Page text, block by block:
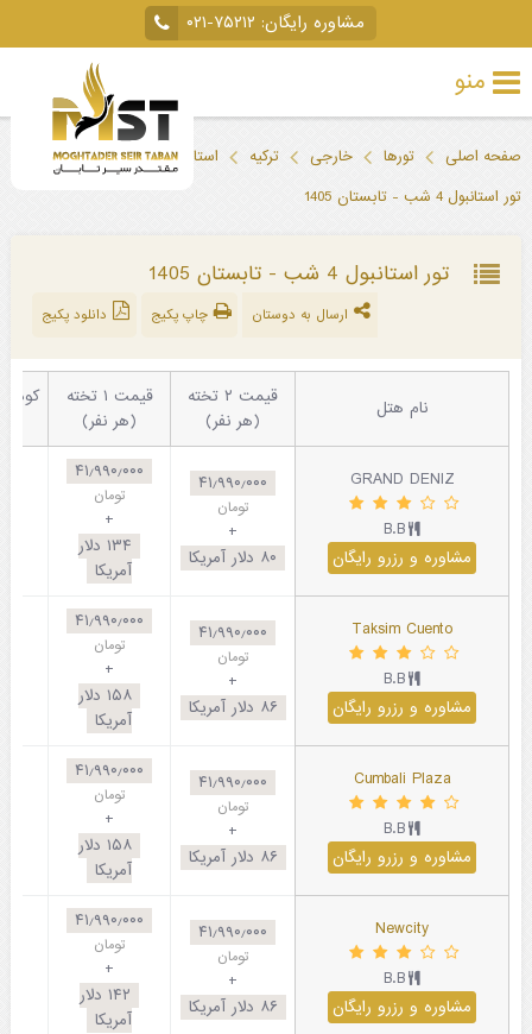
مشاوره رایگان: ۰۲۱-۷۵۲۱۲
منو
داخلی
جاذبه‌های
گردشگری
صفحه اصلی تورها خارجی ترکیه
استانبول
تور استانبول 4 شب - تابستان 1405
تور استانبول 4 شب - تابستان 1405
دانلود پکیج چاپ پکیج ارسال به دوستان
نام هتل
قیمت ۲ تخته
(هر نفر)
قیمت ۱ تخته
(هر نفر)
GRAND DENIZ
B.B
مشاوره و رزرو رایگان
۴۱٫۹۹۰٫۰۰۰
تومان
+
۸۰ دلار آمریکا
۴۱٫۹۹۰٫۰۰۰
تومان
+
۱۳۴ دلار
آمریکا
Taksim Cuento
B.B
مشاوره و رزرو رایگان
۴۱٫۹۹۰٫۰۰۰
تومان
+
۸۶ دلار آمریکا
۴۱٫۹۹۰٫۰۰۰
تومان
+
۱۵۸ دلار
آمریکا
Cumbali Plaza
B.B
مشاوره و رزرو رایگان
۴۱٫۹۹۰٫۰۰۰
تومان
+
۸۶ دلار آمریکا
۴۱٫۹۹۰٫۰۰۰
تومان
+
۱۵۸ دلار
آمریکا
Newcity
B.B
مشاوره و رزرو رایگان
۴۱٫۹۹۰٫۰۰۰
تومان
+
۸۶ دلار آمریکا
۴۱٫۹۹۰٫۰۰۰
تومان
+
۱۴۲ دلار
آمریکا